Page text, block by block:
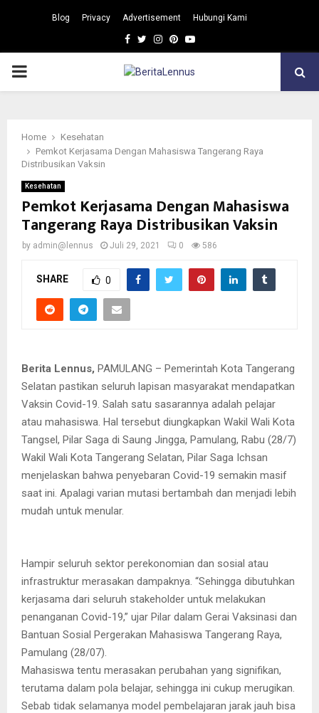
Blog Privacy Advertisement Hubungi Kami
Facebook
TwitterInstagram
Pinterest
Youtube
PRIMARY
Home
Kesehatan
Pemkot Kerjasama Dengan Mahasiswa Tangerang Raya
Distribusikan Vaksin
Kesehatan
Pemkot Kerjasama Dengan Mahasiswa
Tangerang Raya Distribusikan Vaksin
by admin@lennus Juli 29, 2021 0 586
SHARE 0
Berita Lennus, PAMULANG – Pemerintah Kota Tangerang
Selatan pastikan seluruh lapisan masyarakat mendapatkan
Vaksin Covid-19. Salah satu sasarannya adalah pelajar
atau mahasiswa. Hal tersebut diungkapkan Wakil Wali Kota
Tangsel, Pilar Saga di Saung Jingga, Pamulang, Rabu (28/7)
Wakil Wali Kota Tangerang Selatan, Pilar Saga Ichsan
menjelaskan bahwa penyebaran Covid-19 semakin masif
saat ini. Apalagi varian mutasi bertambah dan menjadi lebih
mudah untuk menular.
Hampir seluruh sektor perekonomian dan sosial atau
infrastruktur merasakan dampaknya. “Sehingga dibutuhkan
kerjasama dari seluruh stakeholder untuk melakukan
penanganan Covid-19,” ujar Pilar dalam Gerai Vaksinasi dan
Bantuan Sosial Pergerakan Mahasiswa Tangerang Raya,
Pamulang (28/07).
Mahasiswa tentu merasakan perubahan yang signifikan,
terutama dalam pola belajar, sehingga ini cukup merugikan.
Sebab tidak selamanya model pembelajaran jarak jauh bisa